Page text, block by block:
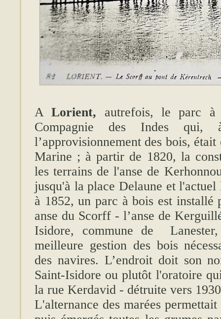
ALorient, autrefois, le parc à
Compagnie des Indes
l’approvisionnement des bois,
Marine ; à partir de 1820, la
les terrains de l'anse de
jusqu'à la place Delaune et
à 1852, un parc à bois est installé
anse du Scorff - l’anse de
Isidore, commune de
meilleure gestion des bois
des navires. L’endroit doit son
Saint-Isidore ou plutôt l'oratoire
la rue Kerdavid - détruite vers
L'alternance des marées